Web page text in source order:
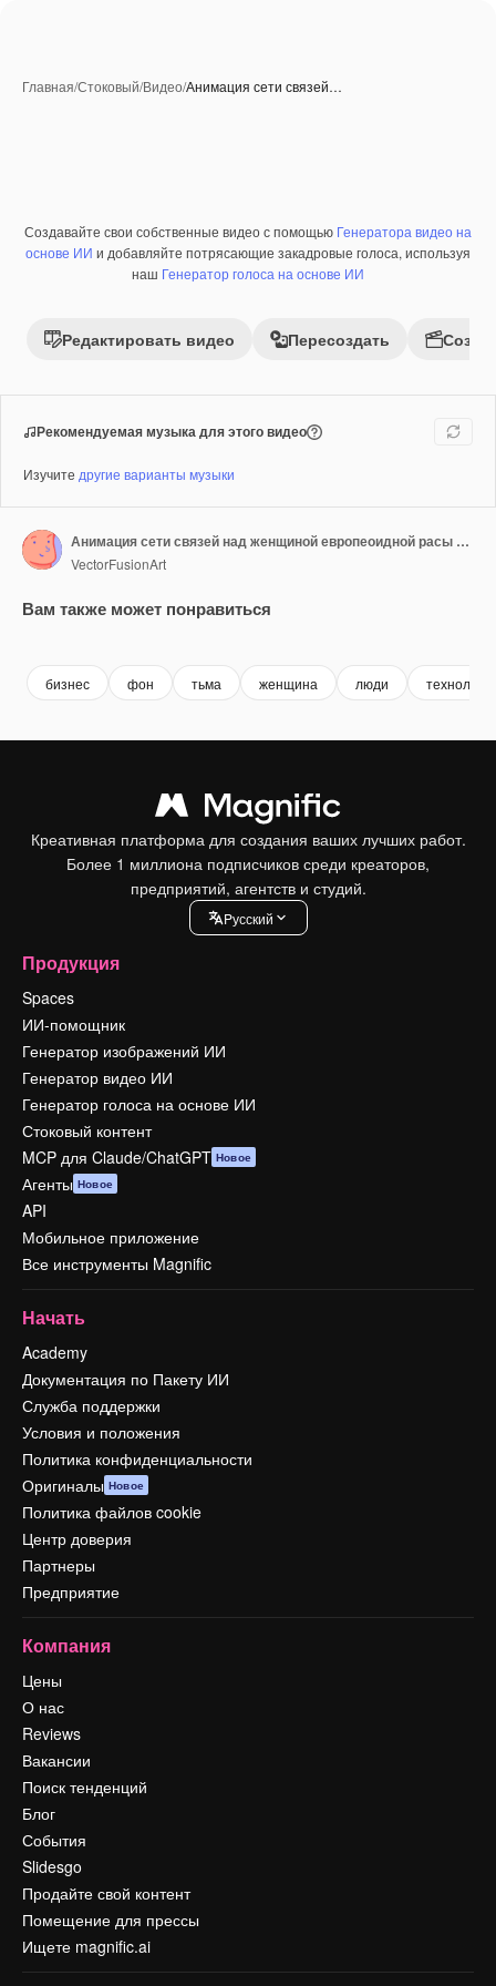
Главная/Стоковый/Видео/Анимация сети связей…
ПремиумСозданные при помощи ИИ
Создавайте свои собственные видео с помощью Генератора видео на
основе ИИ и добавляйте потрясающие закадровые голоса, используя
наш Генератор голоса на основе ИИ
Редактировать видео Пересоздать
Рекомендуемая музыка для этого видео
Изучите другие варианты музыки
Анимация сети связей над женщиной европеоидной расы на темном фоне.
VectorFusionArt
Вам также может понравиться
бизнес фон тьма женщина люди
Креативная платформа для создания ваших лучших работ.
Более 1 миллиона подписчиков среди креаторов,
предприятий, агентств и студий.
Pусский
Продукция
Spaces
ИИ-помощник
Генератор изображений ИИ
Генератор видео ИИ
Генератор голоса на основе ИИ
Стоковый контент
MCP для Claude/ChatGPT Новое
Агенты Новое
API
Мобильное приложение
Все инструменты Magnific
Начать
Academy
Документация по Пакету ИИ
Служба поддержки
Условия и положения
Политика конфиденциальности
Оригиналы Новое
Политика файлов cookie
Центр доверия
Партнеры
Предприятие
Компания
Цены
О нас
Reviews
Вакансии
Поиск тенденций
Блог
События
Slidesgo
Продайте свой контент
Помещение для прессы
Ищете magnific.ai